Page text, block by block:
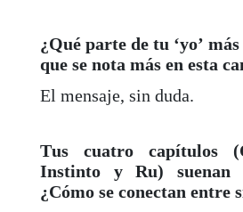
¿Qué parte de tu ‘yo’
que se nota más en esta
El mensaje, sin duda.
Tus cuatro capítulos
Instinto y Ru) suenan
¿Cómo se conectan entre